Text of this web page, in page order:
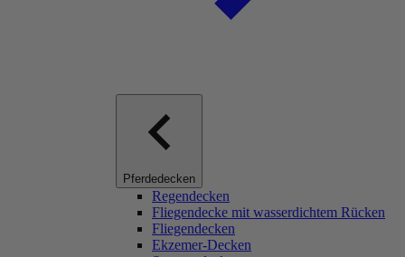
Pferdedecken
Regendecken
Fliegendecke mit wasserdichtem Rücken
Fliegendecken
Ekzemer-Decken